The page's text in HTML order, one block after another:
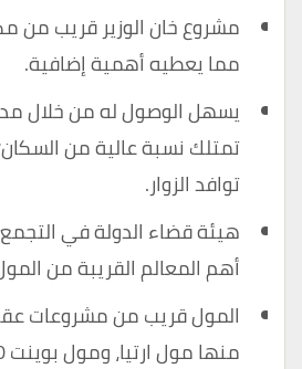
مشروع خان الوزير قريب من
مما يعطيه أهمية إضافية.
يسهل الوصول له من خلال
تمتلك نسبة عالية من
توافد الزوار.
هيئة قضاء الدولة في
أهم المعالم القريبة من
المول قريب من مشروعات